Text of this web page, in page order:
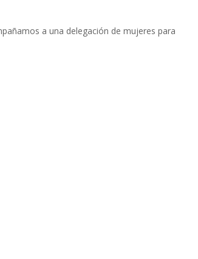
a una delegación de mujeres para